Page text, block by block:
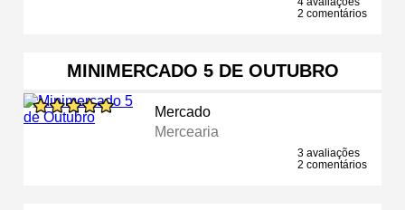
2 comentários
MINIMERCADO 5 DE OUTUBRO
Mercado
Mercearia
3 avaliações
2 comentários